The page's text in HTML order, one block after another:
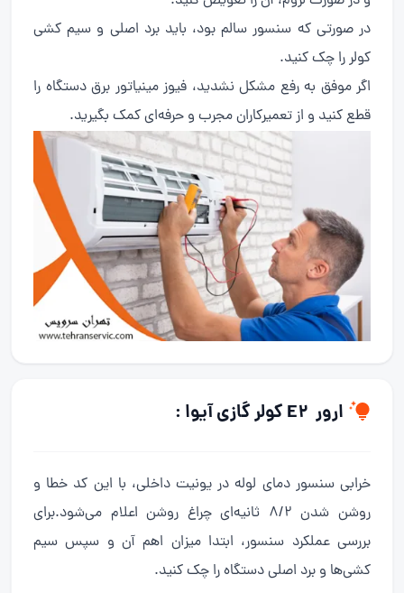
در صورتی که سنسور سالم بود، باید برد اصلی و سیم کشی
کولر را چک کنید.
اگر موفق به رفع مشکل نشدید، فیوز مینیاتور برق دستگاه را
قطع کنید و از تعمیرکاران مجرب و حرفه‌ای کمک بگیرید.
ارور E2 کولر گازی آیوا :
خرابی سنسور دمای لوله در یونیت داخلی، با این کد خطا و
روشن شدن 8/2 ثانیه‌ای چراغ روشن اعلام می‌شود.برای
بررسی عملکرد سنسور، ابتدا میزان اهم آن و سپس سیم
کشی‌ها و برد اصلی دستگاه را چک کنید.